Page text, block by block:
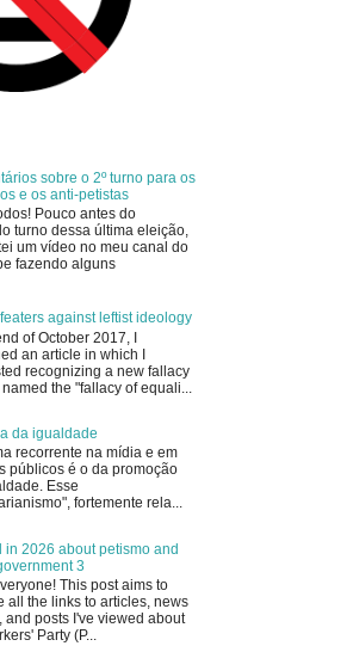
sobre o 2º turno para os
e os anti-petistas
Pouco antes do
turno dessa última eleição,
um vídeo no meu canal do
fazendo alguns
against leftist ideology
of October 2017, I
an article in which I
recognizing a new fallacy
the "fallacy of equali...
da igualdade
recorrente na mídia e em
públicos é o da promoção
Esse
fortemente rela...
in 2026 about petismo and
3
This post aims to
all the links to articles, news
and posts I've viewed about
Party (P...